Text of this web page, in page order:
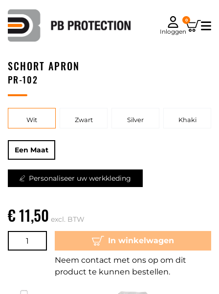
Inloggen
0
SCHORT APRON
PR-102
Wit Zwart Silver Khaki
Een Maat
Personaliseer uw werkkleding
€ 11,50 excl. BTW
In winkelwagen
Neem contact met ons op om dit
product te kunnen bestellen.